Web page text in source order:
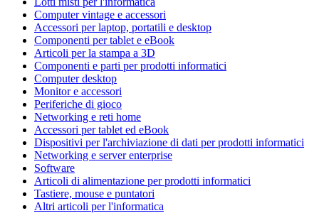
Computer vintage e accessori
Accessori per laptop, portatili e desktop
Componenti per tablet e eBook
Articoli per la stampa a 3D
Componenti e parti per prodotti informatici
Computer desktop
Monitor e accessori
Periferiche di gioco
Networking e reti home
Accessori per tablet ed eBook
Dispositivi per l'archiviazione di dati per prodotti informatici
Networking e server enterprise
Software
Articoli di alimentazione per prodotti informatici
Tastiere, mouse e puntatori
Altri articoli per l'informatica